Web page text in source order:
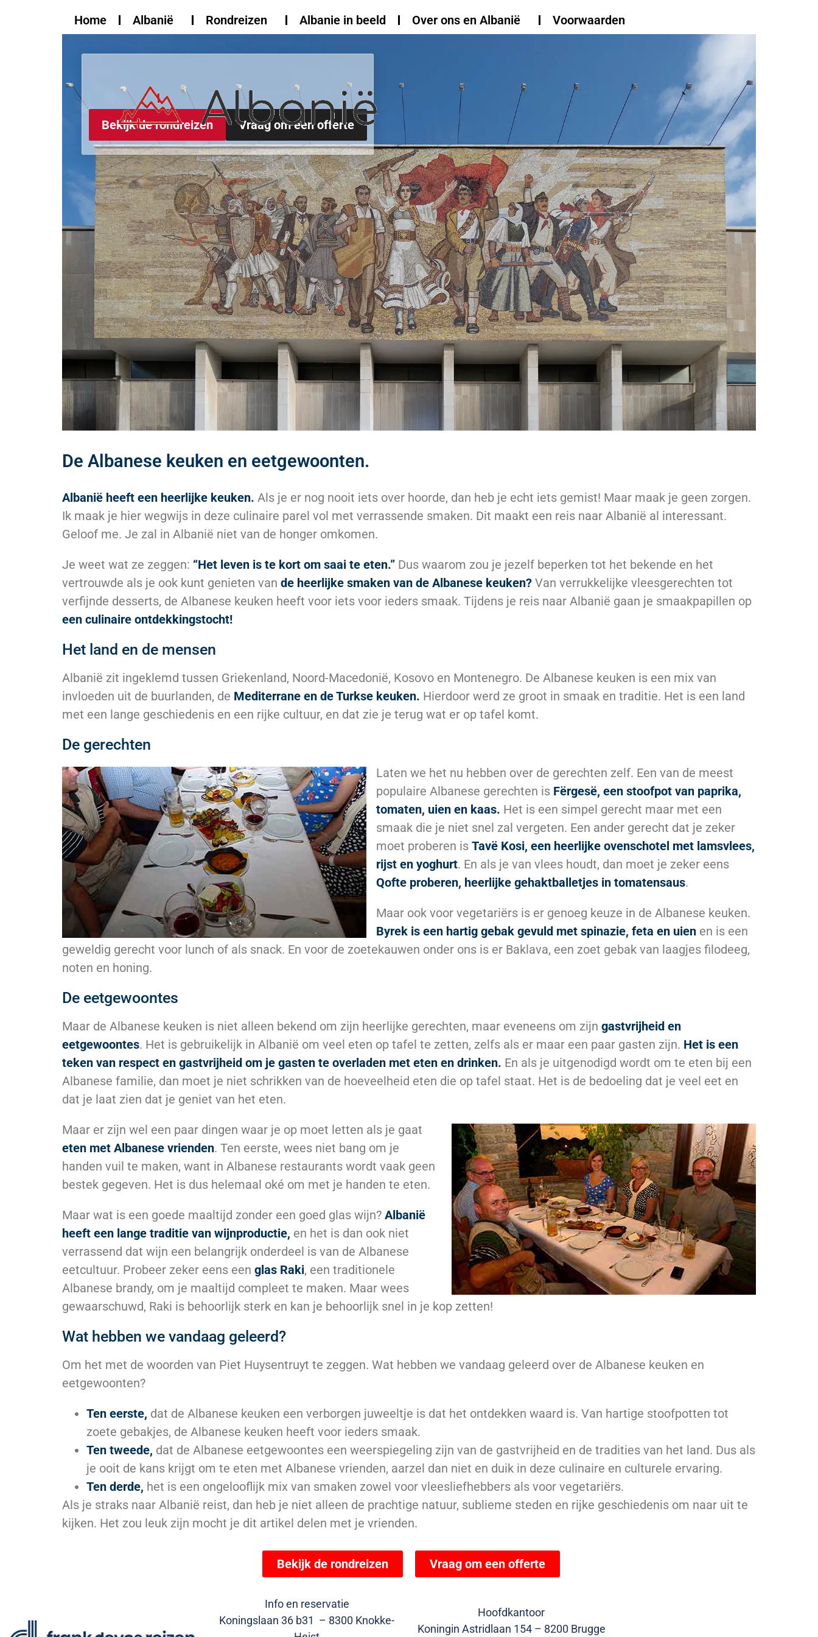
Home Albanië Rondreizen Albanie in beeld Over ons en Albanië Voorwaarden
Bekijk de rondreizen Vraag om een offerte
De Albanese keuken en eetgewoonten.
Albanië heeft een heerlijke keuken. Als je er nog nooit iets over hoorde, dan heb je echt iets gemist! Maar maak je geen zorgen.
Ik maak je hier wegwijs in deze culinaire parel vol met verrassende smaken. Dit maakt een reis naar Albanië al interessant.
Geloof me. Je zal in Albanië niet van de honger omkomen.
Je weet wat ze zeggen: “Het leven is te kort om saai te eten.” Dus waarom zou je jezelf beperken tot het bekende en het
vertrouwde als je ook kunt genieten van de heerlijke smaken van de Albanese keuken? Van verrukkelijke vleesgerechten tot
verfijnde desserts, de Albanese keuken heeft voor iets voor ieders smaak. Tijdens je reis naar Albanië gaan je smaakpapillen op
een culinaire ontdekkingstocht!
Het land en de mensen
Albanië zit ingeklemd tussen Griekenland, Noord-Macedonië, Kosovo en Montenegro. De Albanese keuken is een mix van
invloeden uit de buurlanden, de Mediterrane en de Turkse keuken. Hierdoor werd ze groot in smaak en traditie. Het is een land
met een lange geschiedenis en een rijke cultuur, en dat zie je terug wat er op tafel komt.
De gerechten
Laten we het nu hebben over de gerechten zelf. Een van de meest
populaire Albanese gerechten is Fërgesë, een stoofpot van paprika,
tomaten, uien en kaas. Het is een simpel gerecht maar met een
smaak die je niet snel zal vergeten. Een ander gerecht dat je zeker
moet proberen is Tavë Kosi, een heerlijke ovenschotel met lamsvlees,
rijst en yoghurt. En als je van vlees houdt, dan moet je zeker eens
Qofte proberen, heerlijke gehaktballetjes in tomatensaus.
Maar ook voor vegetariërs is er genoeg keuze in de Albanese keuken.
Byrek is een hartig gebak gevuld met spinazie, feta en uien en is een
geweldig gerecht voor lunch of als snack. En voor de zoetekauwen onder ons is er Baklava, een zoet gebak van laagjes filodeeg,
noten en honing.
De eetgewoontes
Maar de Albanese keuken is niet alleen bekend om zijn heerlijke gerechten, maar eveneens om zijn gastvrijheid en
eetgewoontes. Het is gebruikelijk in Albanië om veel eten op tafel te zetten, zelfs als er maar een paar gasten zijn. Het is een
teken van respect en gastvrijheid om je gasten te overladen met eten en drinken. En als je uitgenodigd wordt om te eten bij een
Albanese familie, dan moet je niet schrikken van de hoeveelheid eten die op tafel staat. Het is de bedoeling dat je veel eet en
dat je laat zien dat je geniet van het eten.
Maar er zijn wel een paar dingen waar je op moet letten als je gaat
eten met Albanese vrienden. Ten eerste, wees niet bang om je
handen vuil te maken, want in Albanese restaurants wordt vaak geen
bestek gegeven. Het is dus helemaal oké om met je handen te eten.
Maar wat is een goede maaltijd zonder een goed glas wijn? Albanië
heeft een lange traditie van wijnproductie, en het is dan ook niet
verrassend dat wijn een belangrijk onderdeel is van de Albanese
eetcultuur. Probeer zeker eens een glas Raki, een traditionele
Albanese brandy, om je maaltijd compleet te maken. Maar wees
gewaarschuwd, Raki is behoorlijk sterk en kan je behoorlijk snel in je kop zetten!
Wat hebben we vandaag geleerd?
Om het met de woorden van Piet Huysentruyt te zeggen. Wat hebben we vandaag geleerd over de Albanese keuken en
eetgewoonten?
Ten eerste, dat de Albanese keuken een verborgen juweeltje is dat het ontdekken waard is. Van hartige stoofpotten tot
zoete gebakjes, de Albanese keuken heeft voor ieders smaak.
Ten tweede, dat de Albanese eetgewoontes een weerspiegeling zijn van de gastvrijheid en de tradities van het land. Dus als
je ooit de kans krijgt om te eten met Albanese vrienden, aarzel dan niet en duik in deze culinaire en culturele ervaring.
Ten derde, het is een ongelooflijk mix van smaken zowel voor vleesliefhebbers als voor vegetariërs.
Als je straks naar Albanië reist, dan heb je niet alleen de prachtige natuur, sublieme steden en rijke geschiedenis om naar uit te
kijken. Het zou leuk zijn mocht je dit artikel delen met je vrienden.
Bekijk de rondreizen Vraag om een offerte
Info en reservatie
Koningslaan 36 b31 – 8300 Knokke-
Hoofdkantoor
Koningin Astridlaan 154 – 8200 Brugge